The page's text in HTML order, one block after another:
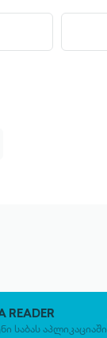
READER
საბას აპლიკაციაში